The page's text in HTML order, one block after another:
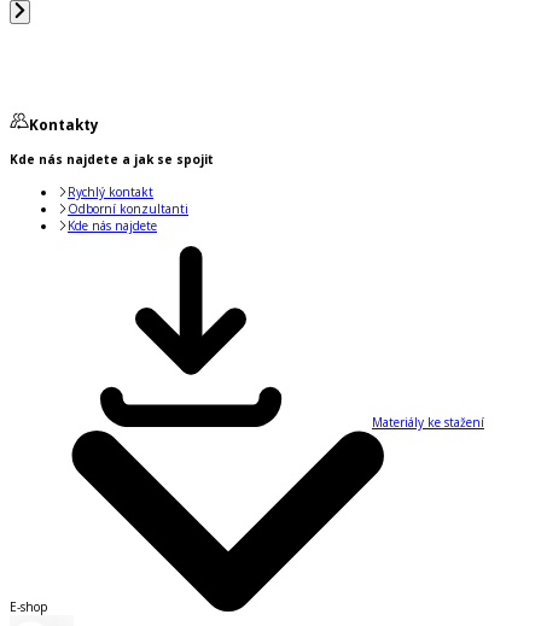
Kontakty
Kde nás najdete a jak se spojit
Rychlý kontakt
Odborní konzultanti
Kde nás najdete
Materiály ke stažení
E-shop